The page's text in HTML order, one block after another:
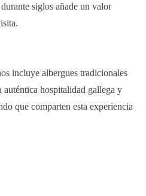
siglos añade un valor
incluye albergues tradicionales
auténtica hospitalidad gallega y
que comparten esta experiencia